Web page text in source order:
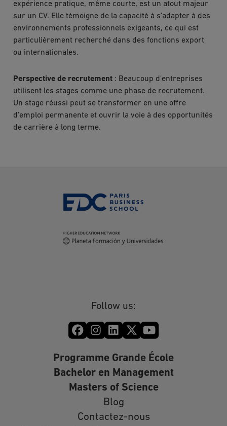
expérience pratique, même courte, est un atout majeur
sur un CV. Elle témoigne de la capacité à s’adapter à des
environnements professionnels exigeants, ce qui est
particulièrement recherché dans des fonctions export
ou internationales.
Perspective de recrutement : Beaucoup d'entreprises
utilisent les stages comme une phase de recrutement.
Un stage réussi peut se transformer en une offre
d’emploi permanente et ouvrir la voie à des opportunités
de carrière à long terme.
Follow us:
Programme Grande École
Bachelor en Management
Masters of Science
Blog
Contactez-nous